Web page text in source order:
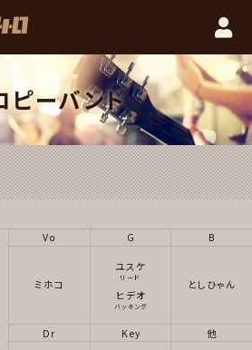
ピーバンド
Vo
ミホコ
G
ユスケ
リード
ヒデオ
バッキング
B
としひゃん
Dr Key 他